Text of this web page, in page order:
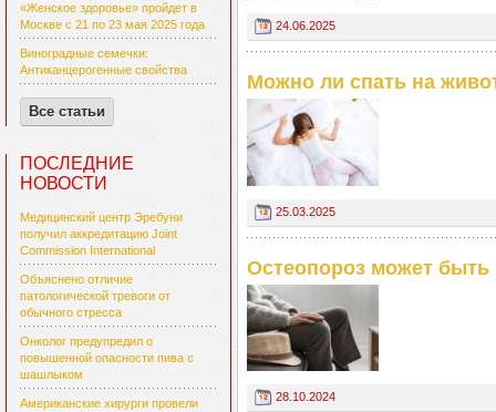
«Женское здоровье» пройдет в
Москве с 21 по 23 мая 2025 года
Виноградные семечки:
Антиканцерогенные свойства
Все статьи
ПОСЛЕДНИЕ
НОВОСТИ
Медицинский центр Эребуни
получил аккредитацию Joint
Commission International
Объяснено отличие
патологической тревоги от
обычного стресса
Онколог предупредил о
повышенной опасности пива с
шашлыком
Американские хирурги провели
24.06.2025
Можно ли спать на
25.03.2025
Остеопороз может
28.10.2024